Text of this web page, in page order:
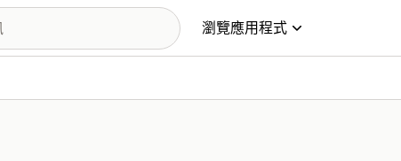
瀏覽應用程式